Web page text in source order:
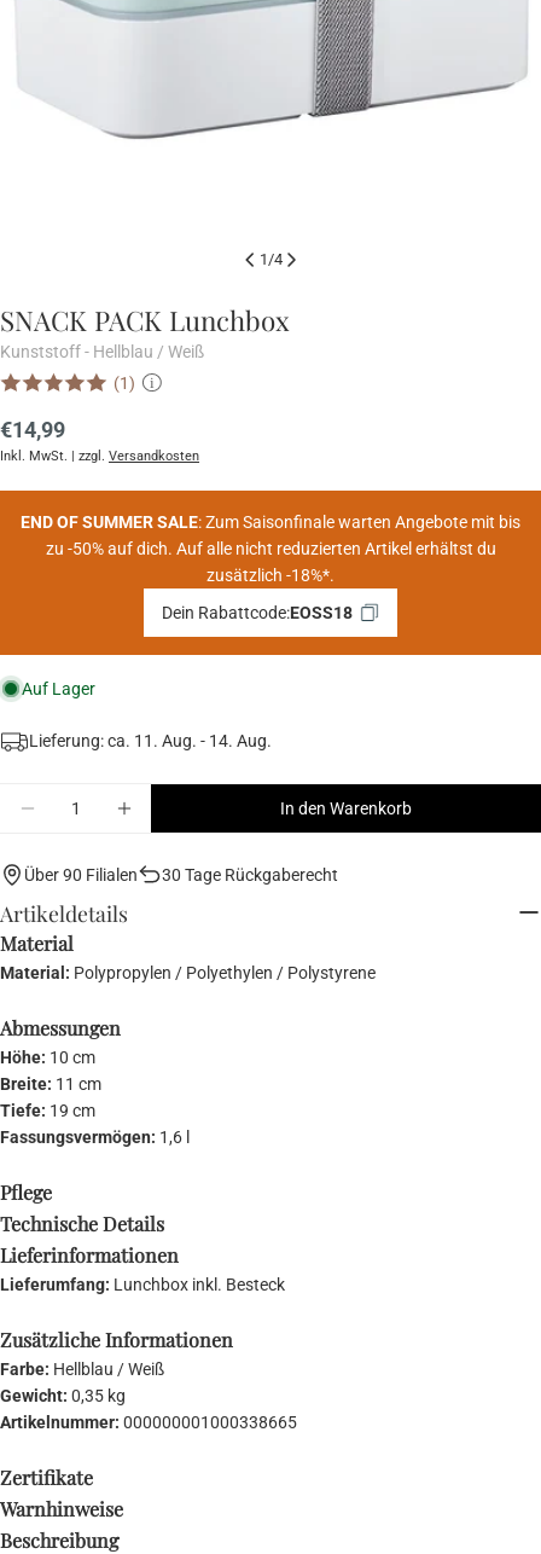
1 /4
SNACK PACK Lunchbox
Kunststoff - Hellblau / Weiß
(1)
i
Regulärer
Preis
€14,99
Inkl. MwSt. | zzgl. Versandkosten
END OF SUMMER SALE: Zum Saisonfinale warten Angebote mit bis
zu -50% auf dich. Auf alle nicht reduzierten Artikel erhältst du
zusätzlich -18%*.
Dein Rabattcode:EOSS18
Auf Lager
Lieferung: ca. 11. Aug. - 14. Aug.
In den Warenkorb
Über 90 Filialen 30 Tage Rückgaberecht
Artikeldetails
Material
Material: Polypropylen / Polyethylen / Polystyrene
Abmessungen
Höhe: 10 cm
Breite: 11 cm
Tiefe: 19 cm
Fassungsvermögen: 1,6 l
Pflege
Technische Details
Lieferinformationen
Lieferumfang: Lunchbox inkl. Besteck
Zusätzliche Informationen
Farbe: Hellblau / Weiß
Gewicht: 0,35 kg
Artikelnummer: 000000001000338665
Zertifikate
Warnhinweise
Beschreibung